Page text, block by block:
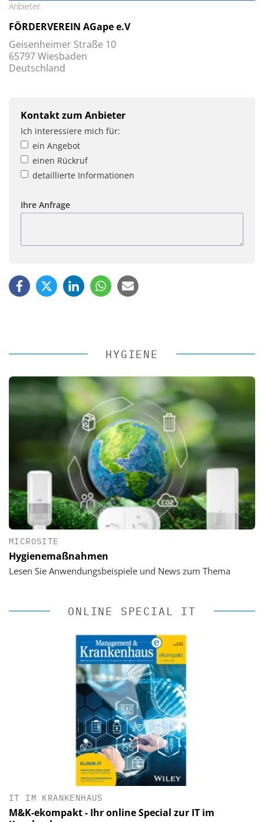
Anbieter
FÖRDERVEREIN AGape e.V
Geisenheimer Straße 10
65797 Wiesbaden
Deutschland
Kontakt zum Anbieter
Ich interessiere mich für:
ein Angebot
einen Rückruf
detaillierte Informationen
Ihre Anfrage
HYGIENE
MICROSITE
Hygienemaßnahmen
Lesen Sie Anwendungsbeispiele und News zum Thema
ONLINE SPECIAL IT
IT IM KRANKENHAUS
M&K-ekompakt - Ihr online Special zur IT im